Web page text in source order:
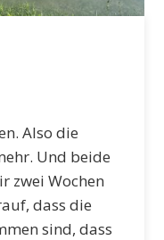
Also die
Und beide
zwei Wochen
dass die
sind, dass